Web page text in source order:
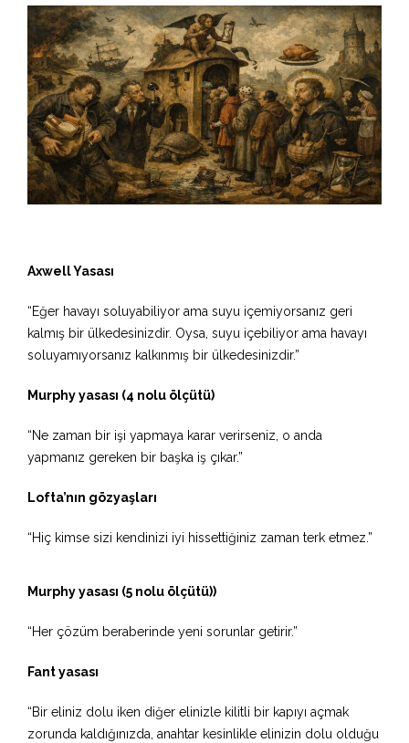
Axwell Yasası
“Eğer havayı soluyabiliyor ama suyu içemiyorsanız geri
kalmış bir ülkedesinizdir. Oysa, suyu içebiliyor ama havayı
soluyamıyorsanız kalkınmış bir ülkedesinizdir.”
Murphy yasası (4 nolu ölçütü)
“Ne zaman bir işi yapmaya karar verirseniz, o anda
yapmanız gereken bir başka iş çıkar.”
Lofta’nın gözyaşları
“Hiç kimse sizi kendinizi iyi hissettiğiniz zaman terk etmez.”
Murphy yasası (5 nolu ölçütü))
“Her çözüm beraberinde yeni sorunlar getirir.”
Fant yasası
“Bir eliniz dolu iken diğer elinizle kilitli bir kapıyı açmak
zorunda kaldığınızda, anahtar kesinlikle elinizin dolu olduğu